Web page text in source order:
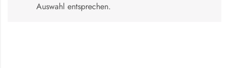
Auswahl entsprechen.